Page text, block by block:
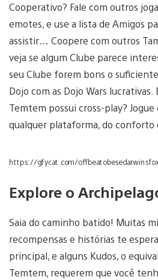
Cooperativo? Fale com outros
emotes, e use a lista de Amigos
assistir… Coopere com outros
veja se algum Clube parece
seu Clube forem bons o
Dojo com as Dojo Wars
Temtem possui cross-play? Jogue
qualquer plataforma, do conforto
https://gfycat.com/
Explore o
Saia do caminho batido! Muitas
recompensas e histórias te
principal, e alguns Kudos, o
Temtem, requerem que você